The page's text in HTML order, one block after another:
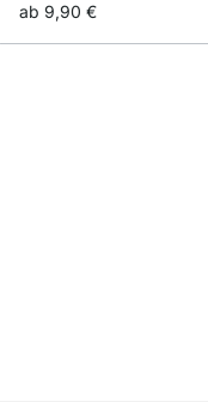
ab 9,90 €